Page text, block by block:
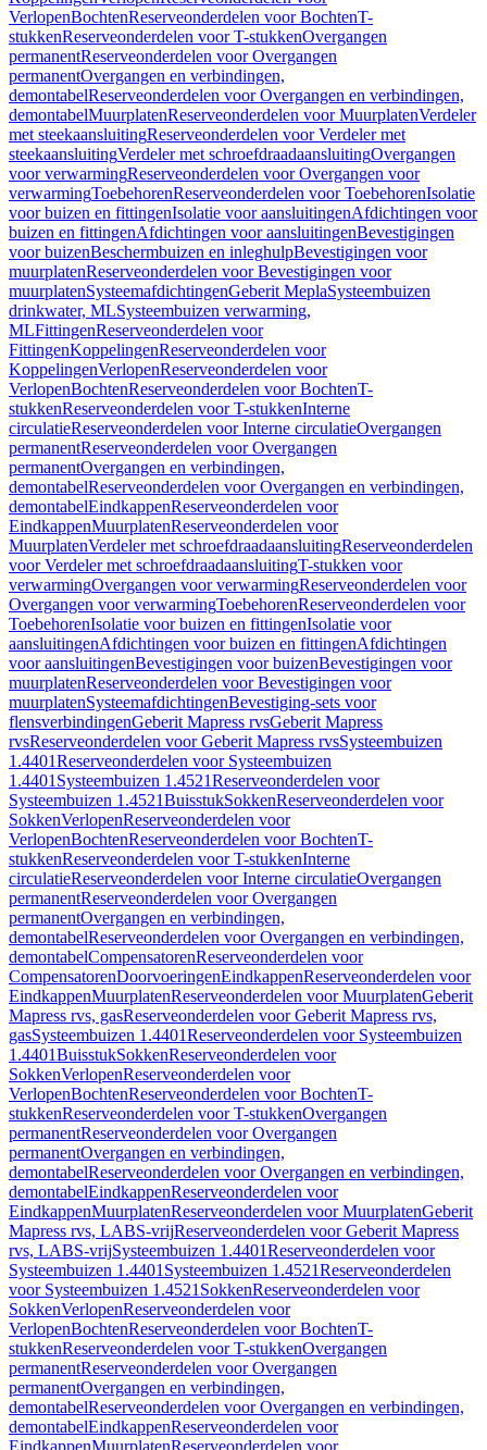
VerlopenBochtenReserveonderdelen voor BochtenT-
stukkenReserveonderdelen voor T-stukkenOvergangen
permanentReserveonderdelen voor Overgangen
permanentOvergangen en verbindingen,
demontabelReserveonderdelen voor Overgangen en verbindingen,
demontabelMuurplatenReserveonderdelen voor MuurplatenVerdeler
met steekaansluitingReserveonderdelen voor Verdeler met
steekaansluitingVerdeler met schroefdraadaansluitingOvergangen
voor verwarmingReserveonderdelen voor Overgangen voor
verwarmingToebehorenReserveonderdelen voor ToebehorenIsolatie
voor buizen en fittingenIsolatie voor aansluitingenAfdichtingen voor
buizen en fittingenAfdichtingen voor aansluitingenBevestigingen
voor buizenBeschermbuizen en inleghulpBevestigingen voor
muurplatenReserveonderdelen voor Bevestigingen voor
muurplatenSysteemafdichtingenGeberit MeplaSysteembuizen
drinkwater, MLSysteembuizen verwarming,
MLFittingenReserveonderdelen voor
FittingenKoppelingenReserveonderdelen voor
KoppelingenVerlopenReserveonderdelen voor
VerlopenBochtenReserveonderdelen voor BochtenT-
stukkenReserveonderdelen voor T-stukkenInterne
circulatieReserveonderdelen voor Interne circulatieOvergangen
permanentReserveonderdelen voor Overgangen
permanentOvergangen en verbindingen,
demontabelReserveonderdelen voor Overgangen en verbindingen,
demontabelEindkappenReserveonderdelen voor
EindkappenMuurplatenReserveonderdelen voor
MuurplatenVerdeler met schroefdraadaansluitingReserveonderdelen
voor Verdeler met schroefdraadaansluitingT-stukken voor
verwarmingOvergangen voor verwarmingReserveonderdelen voor
Overgangen voor verwarmingToebehorenReserveonderdelen voor
ToebehorenIsolatie voor buizen en fittingenIsolatie voor
aansluitingenAfdichtingen voor buizen en fittingenAfdichtingen
voor aansluitingenBevestigingen voor buizenBevestigingen voor
muurplatenReserveonderdelen voor Bevestigingen voor
muurplatenSysteemafdichtingenBevestiging-sets voor
flensverbindingenGeberit Mapress rvsGeberit Mapress
rvsReserveonderdelen voor Geberit Mapress rvsSysteembuizen
1.4401Reserveonderdelen voor Systeembuizen
1.4401 Systeembuizen 1.4521Reserveonderdelen voor
Systeembuizen 1.4521BuisstukSokkenReserveonderdelen voor
SokkenVerlopenReserveonderdelen voor
VerlopenBochtenReserveonderdelen voor BochtenT-
stukkenReserveonderdelen voor T-stukkenInterne
circulatieReserveonderdelen voor Interne circulatieOvergangen
permanentReserveonderdelen voor Overgangen
permanentOvergangen en verbindingen,
demontabelReserveonderdelen voor Overgangen en verbindingen,
demontabelCompensatorenReserveonderdelen voor
CompensatorenDoorvoeringenEindkappenReserveonderdelen voor
EindkappenMuurplatenReserveonderdelen voor MuurplatenGeberit
Mapress rvs, gasReserveonderdelen voor Geberit Mapress rvs,
gasSysteembuizen 1.4401Reserveonderdelen voor Systeembuizen
1.4401BuisstukSokkenReserveonderdelen voor
SokkenVerlopenReserveonderdelen voor
VerlopenBochtenReserveonderdelen voor BochtenT-
stukkenReserveonderdelen voor T-stukkenOvergangen
permanentReserveonderdelen voor Overgangen
permanentOvergangen en verbindingen,
demontabelReserveonderdelen voor Overgangen en verbindingen,
demontabelEindkappenReserveonderdelen voor
EindkappenMuurplatenReserveonderdelen voor MuurplatenGeberit
Mapress rvs, LABS-vrijReserveonderdelen voor Geberit Mapress
rvs, LABS-vrijSysteembuizen 1.4401Reserveonderdelen voor
Systeembuizen 1.4401 Systeembuizen 1.4521Reserveonderdelen
voor Systeembuizen 1.4521 SokkenReserveonderdelen voor
SokkenVerlopenReserveonderdelen voor
VerlopenBochtenReserveonderdelen voor BochtenT-
stukkenReserveonderdelen voor T-stukkenOvergangen
permanentReserveonderdelen voor Overgangen
permanentOvergangen en verbindingen,
demontabelReserveonderdelen voor Overgangen en verbindingen,
demontabelEindkappenReserveonderdelen voor
EindkappenMuurplatenReserveonderdelen voor